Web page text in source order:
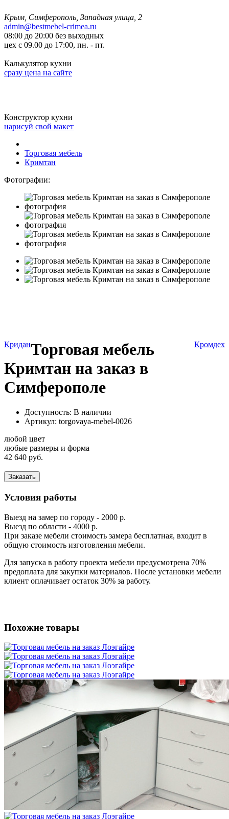
Крым, Симферополь, Западная улица, 2
admin@bestmebel-crimea.ru
08:00 до 20:00 без выходных
цех с 09.00 до 17:00, пн. - пт.
Калькулятор кухни
сразу цена на сайте
Конструктор кухни
нарисуй свой макет
Торговая мебель
Кримтан
Фотографии:
Кридан Кромдех
Торговая мебель
Кримтан на заказ в
Симферополе
Доступность: В наличии
Артикул: torgovaya-mebel-0026
любой цвет
любые размеры и форма
42 640 руб.
Заказать
Условия работы
Выезд на замер по городу - 2000 р.
Выезд по области - 4000 р.
При заказе мебели стоимость замера бесплатная, входит в
общую стоимость изготовления мебели.
Для запуска в работу проекта мебели предусмотрена 70%
предоплата для закупки материалов. После установки мебели
клиент оплачивает остаток 30% за работу.
Похожие товары